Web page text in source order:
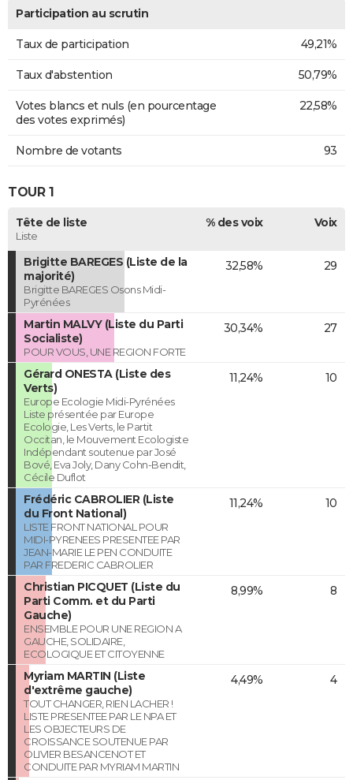
Participation au scrutin
Taux de participation 49,21%
Taux d'abstention 50,79%
Votes blancs et nuls (en pourcentage
des votes exprimés)
22,58%
Nombre de votants 93
TOUR 1
Tête de liste
Liste
% des voix Voix
Brigitte BAREGES (Liste de la
majorité)
Brigitte BAREGES Osons Midi-
Pyrénées
32,58% 29
Martin MALVY (Liste du Parti
Socialiste)
POUR VOUS, UNE REGION FORTE
30,34% 27
Gérard ONESTA (Liste des
Verts)
Europe Ecologie Midi-Pyrénées
Liste présentée par Europe
Ecologie, Les Verts, le Partit
Occitan, le Mouvement Ecologiste
Indépendant soutenue par José
Bové, Eva Joly, Dany Cohn-Bendit,
Cécile Duflot
11,24% 10
Frédéric CABROLIER (Liste
du Front National)
LISTE FRONT NATIONAL POUR
MIDI-PYRENEES PRESENTEE PAR
JEAN-MARIE LE PEN CONDUITE
PAR FREDERIC CABROLIER
11,24% 10
Christian PICQUET (Liste du
Parti Comm. et du Parti
Gauche)
ENSEMBLE POUR UNE REGION A
GAUCHE, SOLIDAIRE,
ECOLOGIQUE ET CITOYENNE
8,99% 8
Myriam MARTIN (Liste
d'extrême gauche)
TOUT CHANGER, RIEN LACHER !
LISTE PRESENTEE PAR LE NPA ET
LES OBJECTEURS DE
CROISSANCE SOUTENUE PAR
OLIVIER BESANCENOT ET
CONDUITE PAR MYRIAM MARTIN
4,49% 4